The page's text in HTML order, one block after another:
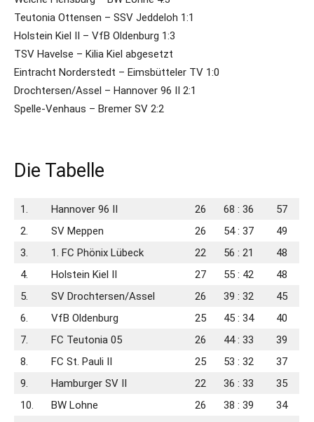
Teutonia Ottensen – SSV Jeddeloh 1:1
Holstein Kiel II – VfB Oldenburg 1:3
TSV Havelse – Kilia Kiel abgesetzt
Eintracht Norderstedt – Eimsbütteler TV 1:0
Drochtersen/Assel – Hannover 96 II 2:1
Spelle-Venhaus – Bremer SV 2:2
Die Tabelle
1. Hannover 96 II 26 68 : 36
57
2.
SV Meppen 26 54 : 37
49
3.
1. FC Phönix Lübeck 22 56 : 21
48
4.
Holstein Kiel II 27 55 : 42
48
5.
SV Drochtersen/​Assel 26 39 : 32
45
6.
VfB Oldenburg 25 45 : 34
40
7.
FC Teutonia 05 26 44 : 33
39
8.
FC St. Pauli II 25 53 : 32
37
9.
Hamburger SV II 22 36 : 33
35
10.
BW Lohne 26 38 : 39
34